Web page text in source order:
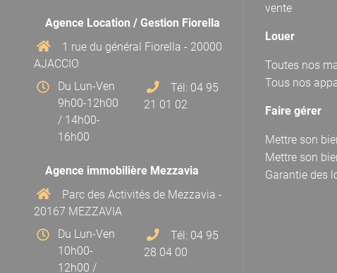
Agence Location / Gestion Fiorella
1 rue du général Fiorella - 20000
AJACCIO
Du Lun-Ven
9h00-12h00
/ 14h00-
16h00
Tél: 04 95
21 01 02
Agence immobilière Mezzavia
Parc des Activités de Mezzavia -
20167 MEZZAVIA
Du Lun-Ven
10h00-
12h00 /
Tél: 04 95
28 04 00
vente
Louer
Toutes nos
Tous nos
Faire gérer
Mettre son
Mettre son
Garantie des